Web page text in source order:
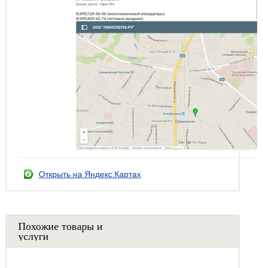
Открыть на Яндекс.Картах
Похожие товары и
услуги